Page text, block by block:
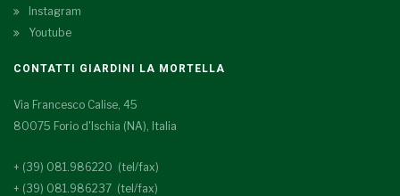
Instagram
Youtube
CONTATTI GIARDINI LA MORTELLA
Via Francesco Calise, 45
80075 Forio d'Ischia (NA), Italia
+ (39) 081.986220 (tel/fax)
+ (39) 081.986237 (tel/fax)